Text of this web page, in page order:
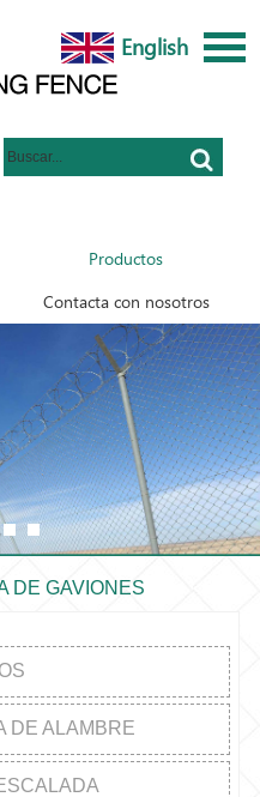
English
Productos
Contacta con nosotros
DE GAVIONES
DE ALAMBRE